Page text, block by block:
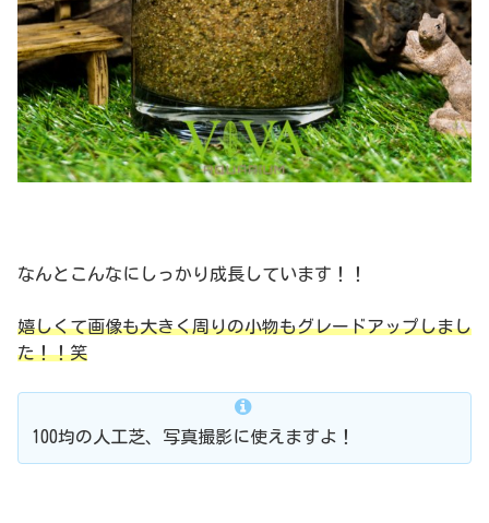
なんとこんなにしっかり成長しています！！
嬉しくて画像も大きく周りの小物もグレードアップしまし
た！！笑
100均の人工芝、写真撮影に使えますよ！